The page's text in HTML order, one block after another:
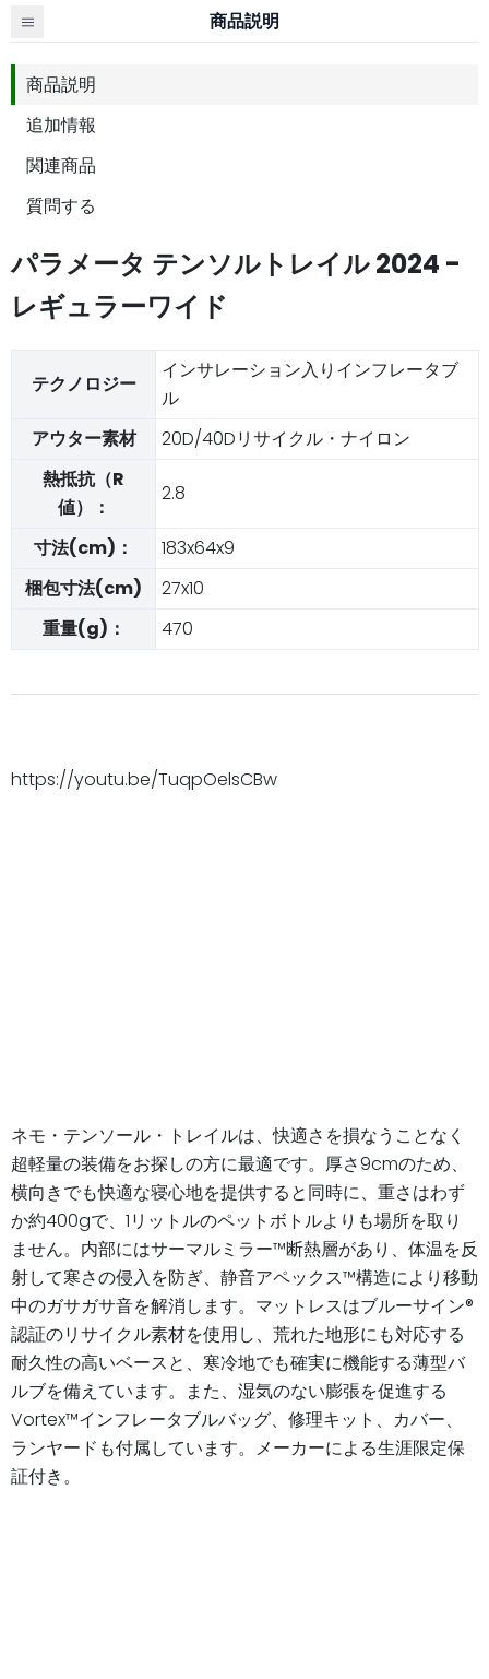
商品説明
商品説明
追加情報
関連商品
質問する
パラメータ テンソルトレイル 2024 -
レギュラーワイド
テクノロジー
インサレーション入りインフレータブ
ル
アウター素材
20D/40Dリサイクル・ナイロン
熱抵抗（R
値）：
2.8
寸法(cm)：
183x64x9
梱包寸法(cm)
27x10
重量(g)：
470
https://youtu.be/TuqpOelsCBw
ネモ・テンソール・トレイルは、快適さを損なうことなく
超軽量の装備をお探しの方に最適です。厚さ9cmのため、
横向きでも快適な寝心地を提供すると同時に、重さはわず
か約400gで、1リットルのペットボトルよりも場所を取り
ません。内部にはサーマルミラー™断熱層があり、体温を反
射して寒さの侵入を防ぎ、静音アペックス™構造により移動
中のガサガサ音を解消します。マットレスはブルーサイン®
認証のリサイクル素材を使用し、荒れた地形にも対応する
耐久性の高いベースと、寒冷地でも確実に機能する薄型バ
ルブを備えています。また、湿気のない膨張を促進する
Vortex™インフレータブルバッグ、修理キット、カバー、
ランヤードも付属しています。メーカーによる生涯限定保
証付き。